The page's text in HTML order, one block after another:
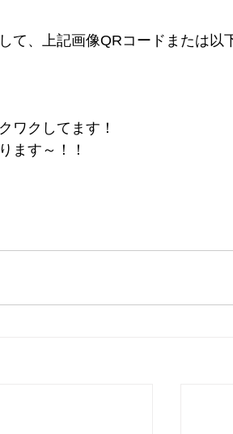
て、上記画像QRコードまたは以
ワクしてます！
ます～！！